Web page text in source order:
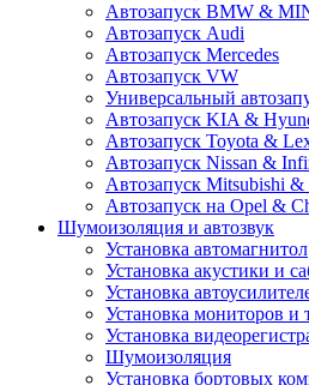
Автозапуск BMW &
Автозапуск Audi
Автозапуск Mercedes
Автозапуск VW
Универсальный
Автозапуск KIA &
Автозапуск Toyota &
Автозапуск Nissan &
Автозапуск Mitsubishi &
Автозапуск на Opel &
Шумоизоляция и автозвук
Установка автомагнитол
Установка акустики и
Установка
Установка мониторов и
Установка
Шумоизоляция
Установка бортовых